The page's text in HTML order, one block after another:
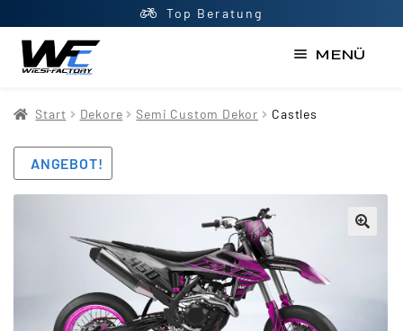
Top Beratung
MENÜ
Datenschutzerklärung
Impressum
Mein Konto
Start Dekore Semi Custom Dekor Castles
ANGEBOT!